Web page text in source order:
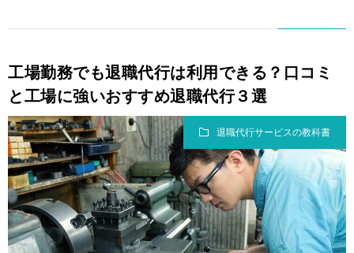
工場勤務でも退職代行は利用できる？口コミ
と工場に強いおすすめ退職代行３選
退職代行サービスの教科書